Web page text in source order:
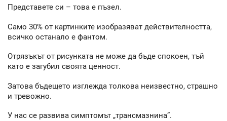
Представете си – това е пъзел.
Само 30% от картинките изобразяват действителността,
всичко останало е фантом.
Отрязъкът от рисунката не може да бъде спокоен, тъй
като е загубил своята ценност.
Затова бъдещето изглежда толкова неизвестно, страшно
и тревожно.
У нас се развива симптомът „трансмазнина”.